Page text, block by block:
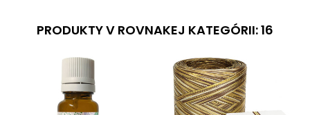
PRODUKTY V ROVNAKEJ KATEGÓRII: 16